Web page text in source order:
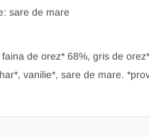
sare de mare
de orez* 68%, gris de
vanilie*, sare de mare.